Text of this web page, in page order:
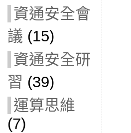
資通安全會
議 (15)
資通安全研
習 (39)
運算思維
(7)